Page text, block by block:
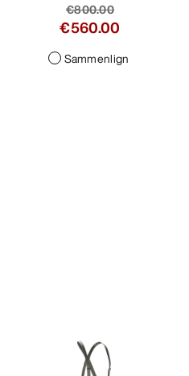
€800.00
€560.00
Sammenlign